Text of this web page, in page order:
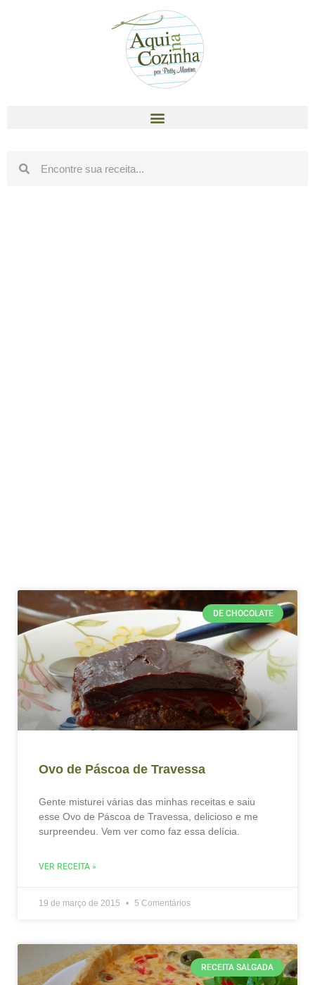
DE CHOCOLATE
Ovo de Páscoa de Travessa
Gente misturei várias das minhas receitas e saiu
esse Ovo de Páscoa de Travessa, delicioso e me
surpreendeu. Vem ver como faz essa delícia.
VER RECEITA »
19 de março de 2015 5 Comentários
RECEITA SALGADA